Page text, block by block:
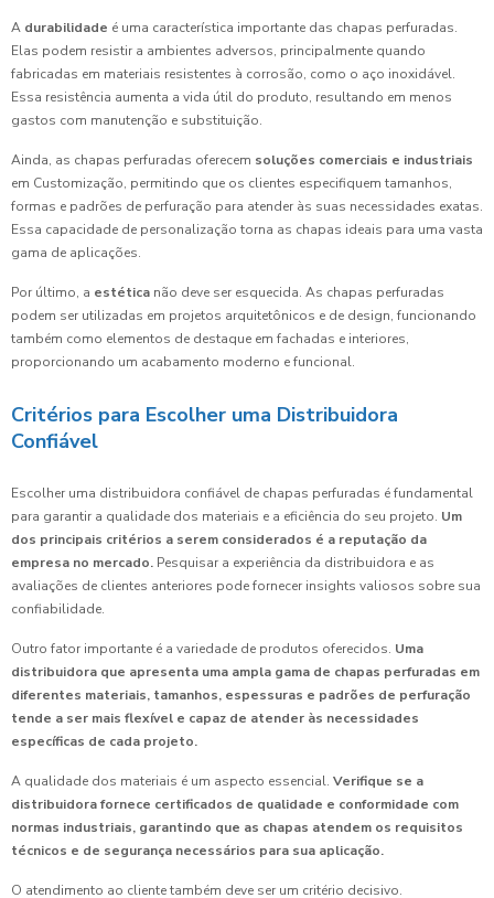
A durabilidade é uma característica importante das chapas perfuradas.
Elas podem resistir a ambientes adversos, principalmente quando
fabricadas em materiais resistentes à corrosão, como o aço inoxidável.
Essa resistência aumenta a vida útil do produto, resultando em menos
gastos com manutenção e substituição.
Ainda, as chapas perfuradas oferecem soluções comerciais e industriais
em Customização, permitindo que os clientes especifiquem tamanhos,
formas e padrões de perfuração para atender às suas necessidades exatas.
Essa capacidade de personalização torna as chapas ideais para uma vasta
gama de aplicações.
Por último, a estética não deve ser esquecida. As chapas perfuradas
podem ser utilizadas em projetos arquitetônicos e de design, funcionando
também como elementos de destaque em fachadas e interiores,
proporcionando um acabamento moderno e funcional.
Critérios para Escolher uma Distribuidora
Confiável
Escolher uma distribuidora confiável de chapas perfuradas é fundamental
para garantir a qualidade dos materiais e a eficiência do seu projeto. Um
dos principais critérios a serem considerados é a reputação da
empresa no mercado. Pesquisar a experiência da distribuidora e as
avaliações de clientes anteriores pode fornecer insights valiosos sobre sua
confiabilidade.
Outro fator importante é a variedade de produtos oferecidos. Uma
distribuidora que apresenta uma ampla gama de chapas perfuradas em
diferentes materiais, tamanhos, espessuras e padrões de perfuração
tende a ser mais flexível e capaz de atender às necessidades
específicas de cada projeto.
A qualidade dos materiais é um aspecto essencial. Verifique se a
distribuidora fornece certificados de qualidade e conformidade com
normas industriais, garantindo que as chapas atendem os requisitos
técnicos e de segurança necessários para sua aplicação.
O atendimento ao cliente também deve ser um critério decisivo.